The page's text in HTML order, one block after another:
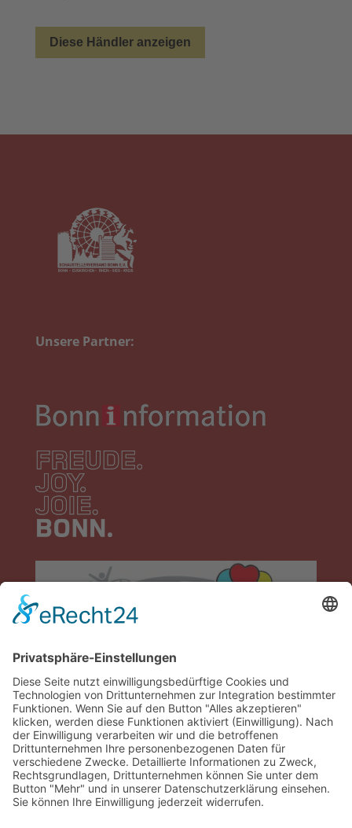
Diese Händler anzeigen
Unsere Partner: